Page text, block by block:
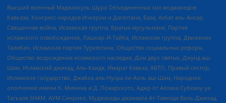
Высший военный Маджлисуль Шура Объединенных сил моджахедов
Кавказа, Конгресс народов Ичкерии и Дагестана, База, Асбат аль-Ансар,
Священная война, Исламская группа, Братья-мусульмане, Партия
исламского освобождения, Лашкар-И-Тайба, Исламская группа, Движение
Талибан, Исламская партия Туркестана, Общество социальных реформ,
Общество возрождения исламского наследия, Дом двух святых, Джунд аш-
Шам, Исламский джихад, Аль-Каида, Имарат Кавказ, АБТО, Правый сектор,
Исламское государство, Джабха аль-Нусра ли-Ахль аш-Шам, Народное
ополчение имени К. Минина и Д. Пожарского, Аджр от Аллаха Субхану уа
Тагьаля SHAM, АУМ Синрике, Муджахеды джамаата Ат-Тавхида Валь-Джихад,